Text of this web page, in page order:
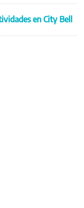
en City Bell